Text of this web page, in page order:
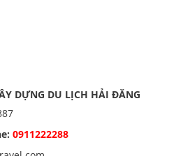
DỰNG DU LỊCH HẢI ĐĂNG
0911222288